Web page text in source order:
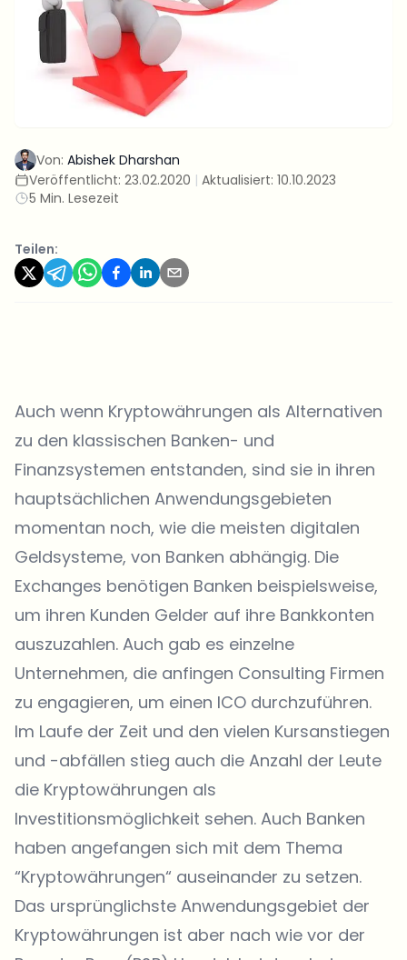
Von: Abishek Dharshan
Veröffentlicht: 23.02.2020 | Aktualisiert: 10.10.2023
5 Min. Lesezeit
Teilen:
Auch wenn Kryptowährungen als Alternativen
zu den klassischen Banken- und
Finanzsystemen entstanden, sind sie in ihren
hauptsächlichen Anwendungsgebieten
momentan noch, wie die meisten digitalen
Geldsysteme, von Banken abhängig. Die
Exchanges benötigen Banken beispielsweise,
um ihren Kunden Gelder auf ihre Bankkonten
auszuzahlen. Auch gab es einzelne
Unternehmen, die anfingen Consulting Firmen
zu engagieren, um einen ICO durchzuführen.
Im Laufe der Zeit und den vielen Kursanstiegen
und -abfällen stieg auch die Anzahl der Leute
die Kryptowährungen als
Investitionsmöglichkeit sehen. Auch Banken
haben angefangen sich mit dem Thema
“Kryptowährungen“ auseinander zu setzen.
Das ursprünglichste Anwendungsgebiet der
Kryptowährungen ist aber nach wie vor der